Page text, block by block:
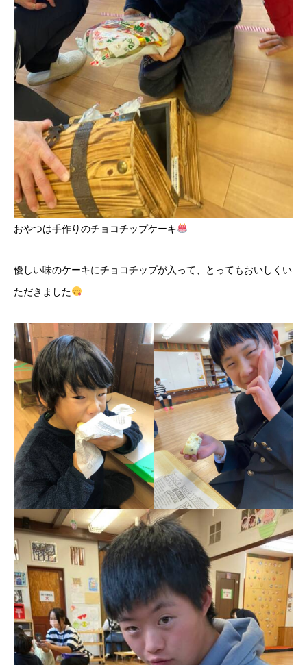
おやつは手作りのチョコチップケーキ
優しい味のケーキにチョコチップが入って、とってもおいしくい
ただきました